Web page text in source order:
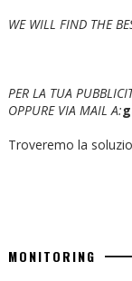
WE WILL FIND THE
PER LA TUA
OPPURE VIA MAIL A:
Troveremo la
MONITORING